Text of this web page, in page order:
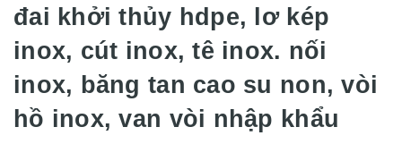
đai khởi thủy hdpe, lơ kép
inox, cút inox, tê inox. nối
inox, băng tan cao su non, vòi
hồ inox, van vòi nhập khẩu